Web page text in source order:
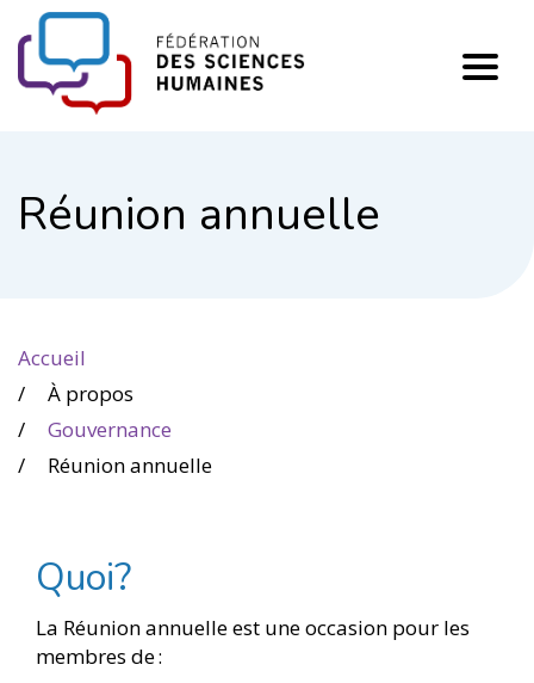
Réunion annuelle
Accueil
À propos
Gouvernance
Réunion annuelle
Quoi?
La Réunion annuelle est une occasion pour les
membres de :